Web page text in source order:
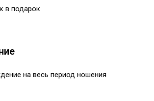
в подарок
на весь период ношения